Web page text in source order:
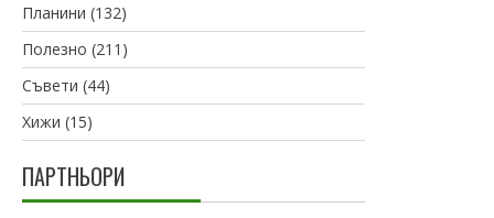
Планини (132)
Полезно (211)
Съвети (44)
Хижи (15)
ПАРТНЬОРИ